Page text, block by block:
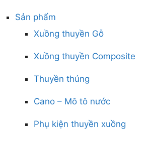
Sản phẩm
Xuồng thuyền Gỗ
Xuồng thuyền Composite
Thuyền thúng
Cano – Mô tô nước
Phụ kiện thuyền xuồng